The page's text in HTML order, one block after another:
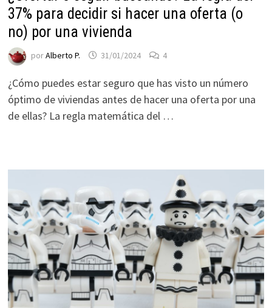
37% para decidir si hacer una oferta (o
no) por una vivienda
porAlberto P. 31/01/2024 4
¿Cómo puedes estar seguro que has visto un número
óptimo de viviendas antes de hacer una oferta por una
de ellas? La regla matemática del …
ofertas
personalizados.